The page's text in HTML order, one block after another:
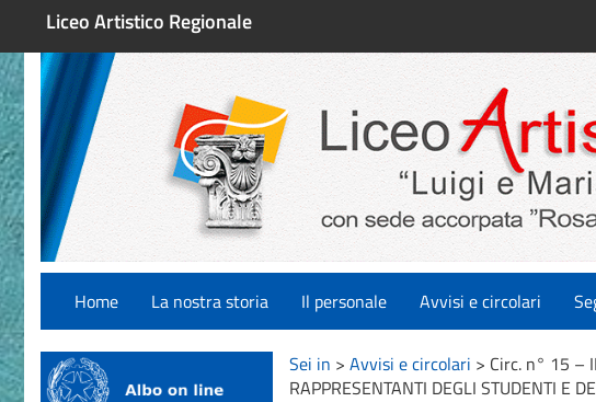
Liceo Artistico Regionale
Home La nostra storia Il personale Avvisi e circolari
Sei in > Avvisi e circolari > Circ. n° 15 –
RAPPRESENTANTI DEGLI STUDENTI E